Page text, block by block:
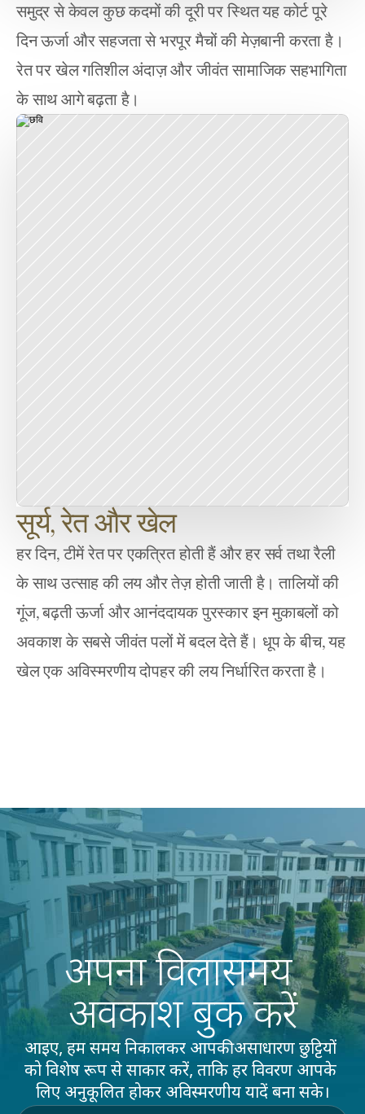
समुद्र से केवल कुछ कदमों की दूरी पर स्थित यह कोर्ट पूरे
दिन ऊर्जा और सहजता से भरपूर मैचों की मेज़बानी करता है।
रेत पर खेल गतिशील अंदाज़ और जीवंत सामाजिक सहभागिता
के साथ आगे बढ़ता है।
सूर्य, रेत और खेल
हर दिन, टीमें रेत पर एकत्रित होती हैं और हर सर्व तथा रैली
के साथ उत्साह की लय और तेज़ होती जाती है। तालियों की
गूंज, बढ़ती ऊर्जा और आनंददायक पुरस्कार इन मुकाबलों को
अवकाश के सबसे जीवंत पलों में बदल देते हैं। धूप के बीच, यह
खेल एक अविस्मरणीय दोपहर की लय निर्धारित करता है।
अपना विलासमय
अवकाश बुक करें
आइए, हम समय निकालकर आपकी असाधारण छुट्टियों
को विशेष रूप से साकार करें, ताकि हर विवरण आपके
लिए अनुकूलित होकर अविस्मरणीय यादें बना सके।